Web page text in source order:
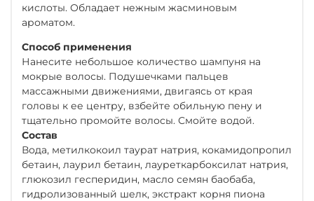
кислоты. Обладает нежным жасминовым
ароматом.
Способ применения
Нанесите небольшое количество шампуня на
мокрые волосы. Подушечками пальцев
массажными движениями, двигаясь от края
головы к ее центру, взбейте обильную пену и
тщательно промойте волосы. Смойте водой.
Состав
Вода, метилкокоил таурат натрия, кокамидопропил
бетаин, лаурил бетаин, лауреткарбоксилат натрия,
глюкозил гесперидин, масло семян баобаба,
гидролизованный шелк, экстракт корня пиона